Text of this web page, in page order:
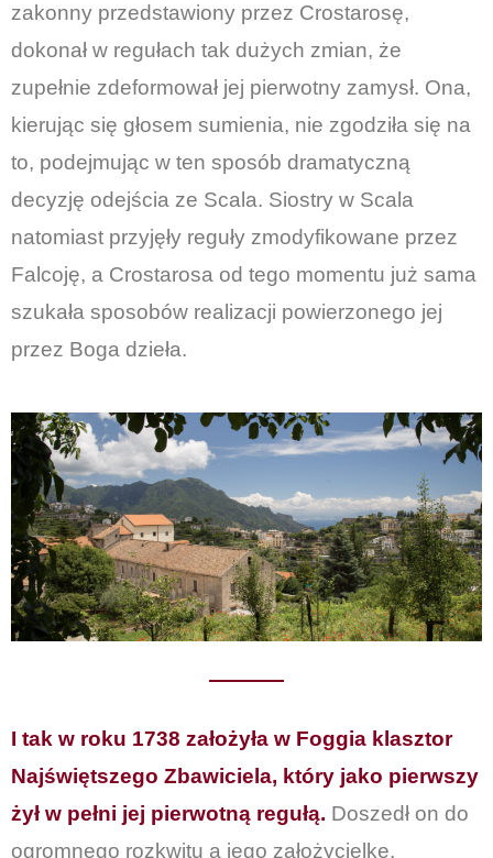
zakonny przedstawiony przez Crostarosę,
dokonał w regułach tak dużych zmian, że
zupełnie zdeformował jej pierwotny zamysł. Ona,
kierując się głosem sumienia, nie zgodziła się na
to, podejmując w ten sposób dramatyczną
decyzję odejścia ze Scala. Siostry w Scala
natomiast przyjęły reguły zmodyfikowane przez
Falcoję, a Crostarosa od tego momentu już sama
szukała sposobów realizacji powierzonego jej
przez Boga dzieła.
I tak w roku 1738 założyła w Foggia klasztor
Najświętszego Zbawiciela, który jako pierwszy
żył w pełni jej pierwotną regułą. Doszedł on do
ogromnego rozkwitu a jego założycielkę,